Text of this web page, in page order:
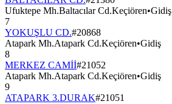
Ufuktepe Mh.Baltacılar Cd.Keçiören•Gidiş
7
YOKUŞLU CD.#20868
Atapark Mh.Atapark Cd.Keçiören•Gidiş
8
MERKEZ CAMİİ#21052
Atapark Mh.Atapark Cd.Keçiören•Gidiş
9
ATAPARK 3.DURAK#21051